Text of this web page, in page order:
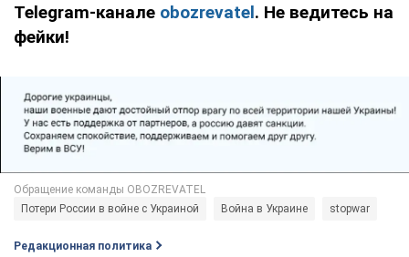
Telegram-канале obozrevatel. Не ведитесь на
фейки!
Потери России в войне с Украиной Война в Украине stopwar
Редакционная политика